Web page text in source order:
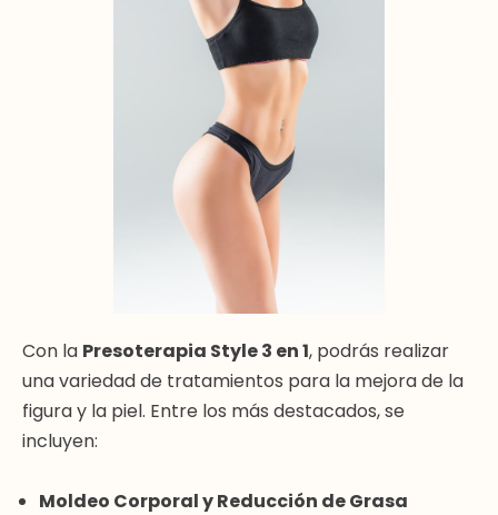
Con la Presoterapia Style 3 en 1, podrás realizar
una variedad de tratamientos para la mejora de la
figura y la piel. Entre los más destacados, se
incluyen:
Moldeo Corporal y Reducción de Grasa